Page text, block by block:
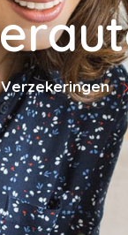
Verzekeringen